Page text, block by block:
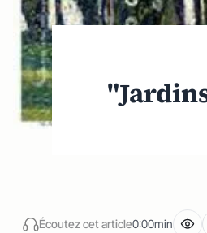
Écoutez cet article0:00min